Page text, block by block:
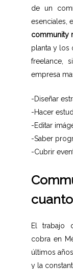
de un
esenciales,
community
planta y los
freelance,
empresa
-Diseñar
-Hacer
-Editar
-Saber
-Cubrir
El trabajo
cobra en
últimos
y la